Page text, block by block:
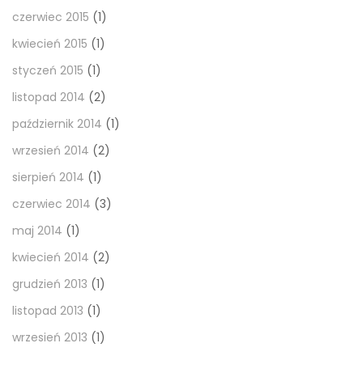
czerwiec 2015 (1)
kwiecień 2015 (1)
styczeń 2015 (1)
listopad 2014 (2)
październik 2014 (1)
wrzesień 2014 (2)
sierpień 2014 (1)
czerwiec 2014 (3)
maj 2014 (1)
kwiecień 2014 (2)
grudzień 2013 (1)
listopad 2013 (1)
wrzesień 2013 (1)